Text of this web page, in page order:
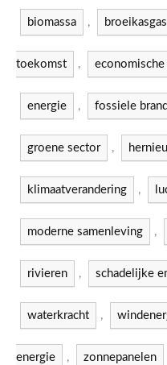
biomassa ,
toekomst , economische
energie , fossiele
groene sector ,
klimaatverandering ,
moderne samenleving ,
rivieren , schadelijke
waterkracht ,
energie , zonnepanelen